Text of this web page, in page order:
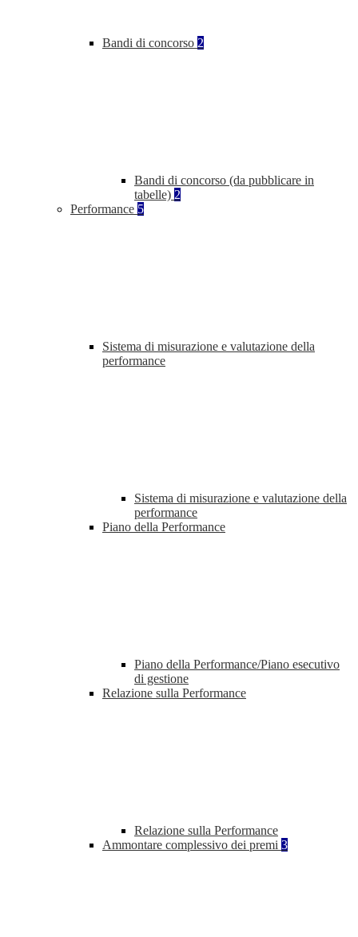
Bandi di concorso 2
Bandi di concorso (da pubblicare in
tabelle) 2
Performance 5
Sistema di misurazione e valutazione della
performance
Sistema di misurazione e valutazione della
performance
Piano della Performance
Piano della Performance/Piano esecutivo
di gestione
Relazione sulla Performance
Relazione sulla Performance
Ammontare complessivo dei premi 3